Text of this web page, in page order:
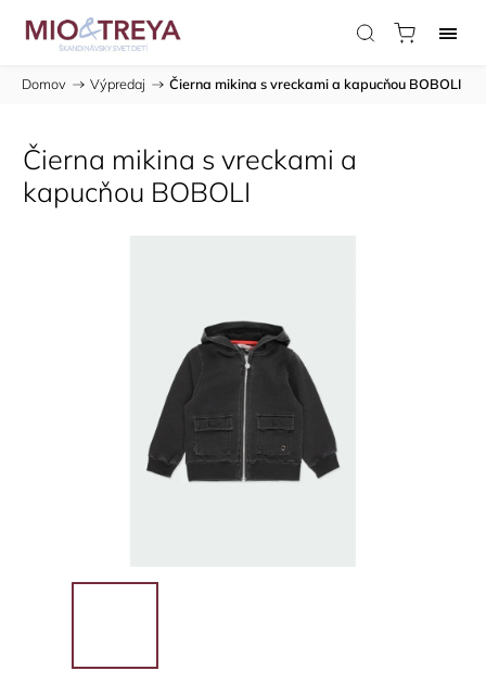
Domov / Výpredaj / Čierna mikina s vreckami a kapucňou BOBOLI
Čierna mikina s vreckami a
kapucňou BOBOLI